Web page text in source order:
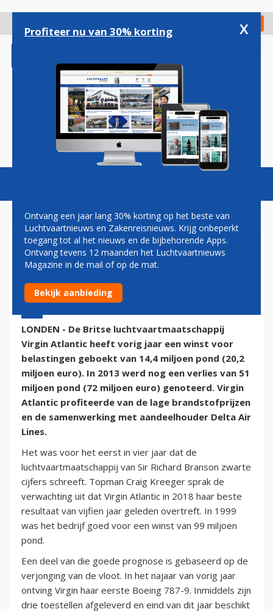
gaan
Check in
Magazine Podcasts Vacatures
VIRGIN ATLANTIC NA VIER
JAAR WEER IN HET ZWART
10 maart 2015 - 15:16 | Door:
LONDEN - De Britse luchtvaartmaatschappij
Virgin Atlantic heeft vorig jaar een winst voor
belastingen geboekt van 14,4 miljoen pond (20,2
miljoen euro). In 2013 werd nog een verlies van 51
miljoen pond (72 miljoen euro) genoteerd. Virgin
Atlantic profiteerde van de lage brandstofprijzen
en de samenwerking met aandeelhouder Delta Air
Lines.
Het was voor het eerst in vier jaar dat de
luchtvaartmaatschappij van Sir Richard Branson zwarte
cijfers schreeft. Topman Craig Kreeger sprak de
verwachting uit dat Virgin Atlantic in 2018 haar beste
resultaat van vijfien jaar geleden overtreft. In 1999
was het bedrijf goed voor een winst van 99 miljoen
pond.
Een deel van die goede prognose is gebaseerd op de
verjonging van de vloot. In het najaar van vorig jaar
ontving Virgin haar eerste Boeing 787-9. Inmiddels zijn
drie toestellen afgeleverd en eind van dit jaar beschikt
Profiteer nu van 30% korting x
Ontvang een jaar lang 30% korting op het beste van
Luchtvaartnieuws en Zakenreisnieuws. Krijg onbeperkt
toegang tot al het nieuws en de bijbehorende Apps.
Ontvang tevens 12 maanden het Luchtvaartnieuws
Magazine in de mail of op de mat.
Bekijk aanbieding